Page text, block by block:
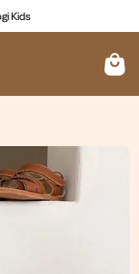
Kids